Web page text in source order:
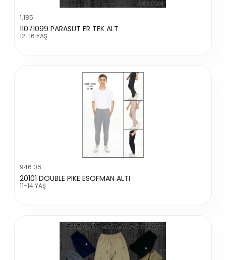
1.185
11071099 PARASUT ER TEK ALT
12-16 YAŞ
946.06
20101 DOUBLE PIKE ESOFMAN ALTI
11-14 YAŞ